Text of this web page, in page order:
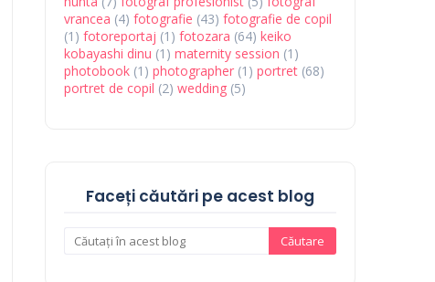
vrancea (4) fotografie (43) fotografie de copil
(1) fotoreportaj (1) fotozara (64) keiko
kobayashi dinu (1) maternity session (1)
photobook (1) photographer (1) portret (68)
portret de copil (2) wedding (5)
Faceți căutări pe acest blog